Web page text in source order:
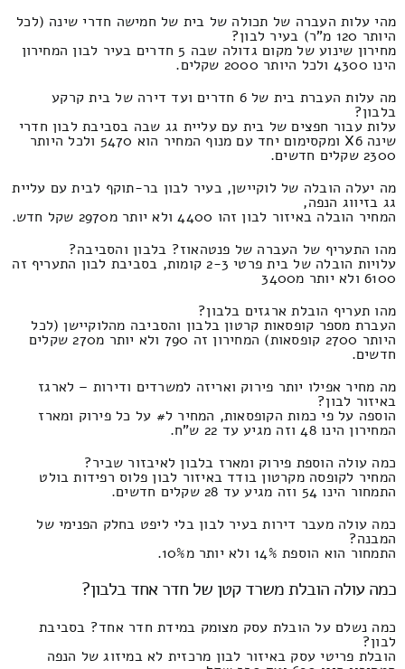
מהי עלות העברה של תכולה של בית של חמישה חדרי שינה (לכל
היותר 120 מ"ר) בעיר לבון?
מחירון שינוע של מקום גדולה שבה 5 חדרים בעיר לבון המחירון
הינו 4300 ולכל היותר 2000 שקלים.
מה עלות העברת בית של 6 חדרים ועד דירה של בית קרקע
בלבון?
עלות עבור חפצים של בית עם עליית גג שבה בסביבת לבון חדרי
שינה X6 ומקסימום יחד עם מנוף המחיר הוא 5470 ולכל היותר
2300 שקלים חדשים.
מה יעלה הובלה של לוקיישן, בעיר לבון בר-תוקף לבית עם עליית
גג בזיווג הנפה,
המחיר הובלה באיזור לבון זהו 4400 ולא יותר מ2970 שקל חדש.
מהו התעריף של העברה של פנטהאוז? בלבון והסביבה?
עלויות הובלה של בית פרטי 2-3 קומות, בסביבת לבון התעריף זה
6100 ולא יותר מ3400
מהו תעריף הובלת ארגזים בלבון?
העברת מספר קופסאות קרטון בלבון והסביבה מהלוקיישן (לכל
היותר 2700 קופסאות) המחירון זה 790 ולא יותר מ270 שקלים
חדשים.
מה מחיר אפילו יותר פירוק ואריזה למשרדים ודירות – לארגז
באיזור לבון?
הוספה על פי כמות הקופסאות, המחיר ל# על כל פירוק ומארז
המחירון הינו 48 וזה מגיע עד 22 ש"ח.
כמה עולה הוספת פירוק ומארז בלבון לאיבזור שביר?
המחיר לקופסה מקרטון בודד באיזור לבון פלוס רפידות בולט
התמחור הינו 54 וזה מגיע עד 28 שקלים חדשים.
כמה עולה מעבר דירות בעיר לבון בלי ליפט בחלק הפנימי של
המבנה?
התמחור הוא הוספת 14% ולא יותר מ10%.
כמה עולה הובלת משרד קטן של חדר אחד בלבון?
כמה נשלם על הובלת עסק מצומק במידת חדר אחד? בסביבת
לבון?
הובלת פריטי עסק באיזור לבון מרכזית לא במיזוג של הנפה